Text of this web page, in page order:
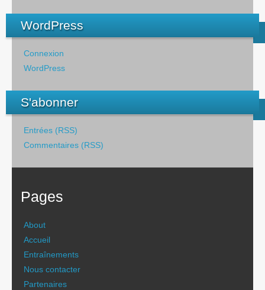
WordPress
Connexion
WordPress
S'abonner
Entrées (RSS)
Commentaires (RSS)
Pages
About
Accueil
Entraînements
Nous contacter
Partenaires